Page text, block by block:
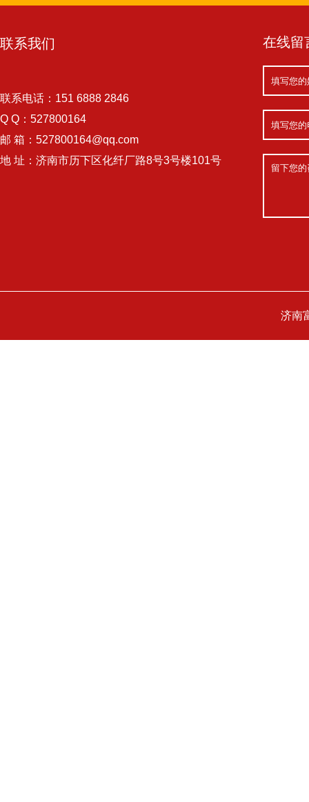
联系我们
联系电话：151 6888 2846
Q Q：527800164
邮 箱：527800164@qq.com
地 址：济南市历下区化纤厂路8号3号楼101号
在线留
济南